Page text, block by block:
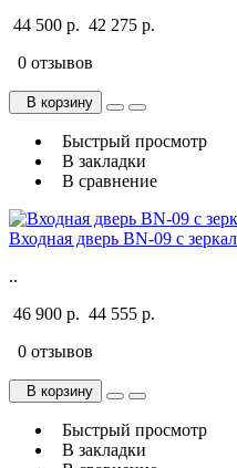
44 500 р. 42 275 р.
0 отзывов
В корзину
Быстрый просмотр
В закладки
В сравнение
Входная дверь BN-09 с
..
46 900 р. 44 555 р.
0 отзывов
В корзину
Быстрый просмотр
В закладки